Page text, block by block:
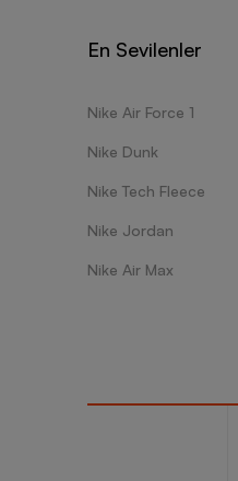
En Sevilenler
Nike Air Force 1
Nike Dunk
Nike Tech Fleece
Nike Jordan
Nike Air Max